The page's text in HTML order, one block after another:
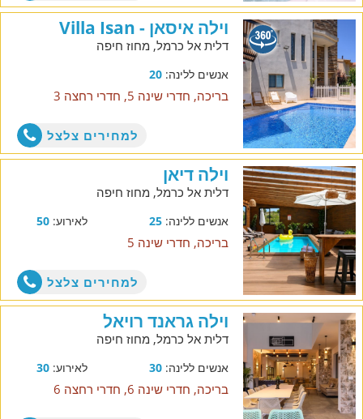
וילה איסאן - Villa Isan
דלית אל כרמל, מחוז חיפה
אנשים ללינה:20
בריכה, חדרי שינה 5, חדרי רחצה 3
למחירים צלצל
וילה דיאן
דלית אל כרמל, מחוז חיפה
אנשים ללינה:25 לאירוע:50
בריכה, חדרי שינה 5
למחירים צלצל
וילה גראנד רויאל
דלית אל כרמל, מחוז חיפה
אנשים ללינה:30 לאירוע:30
בריכה, חדרי שינה 6, חדרי רחצה 6